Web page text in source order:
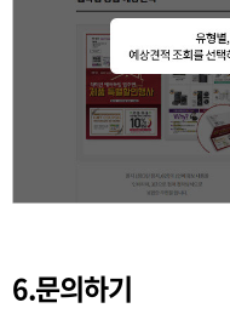
6.문의하기